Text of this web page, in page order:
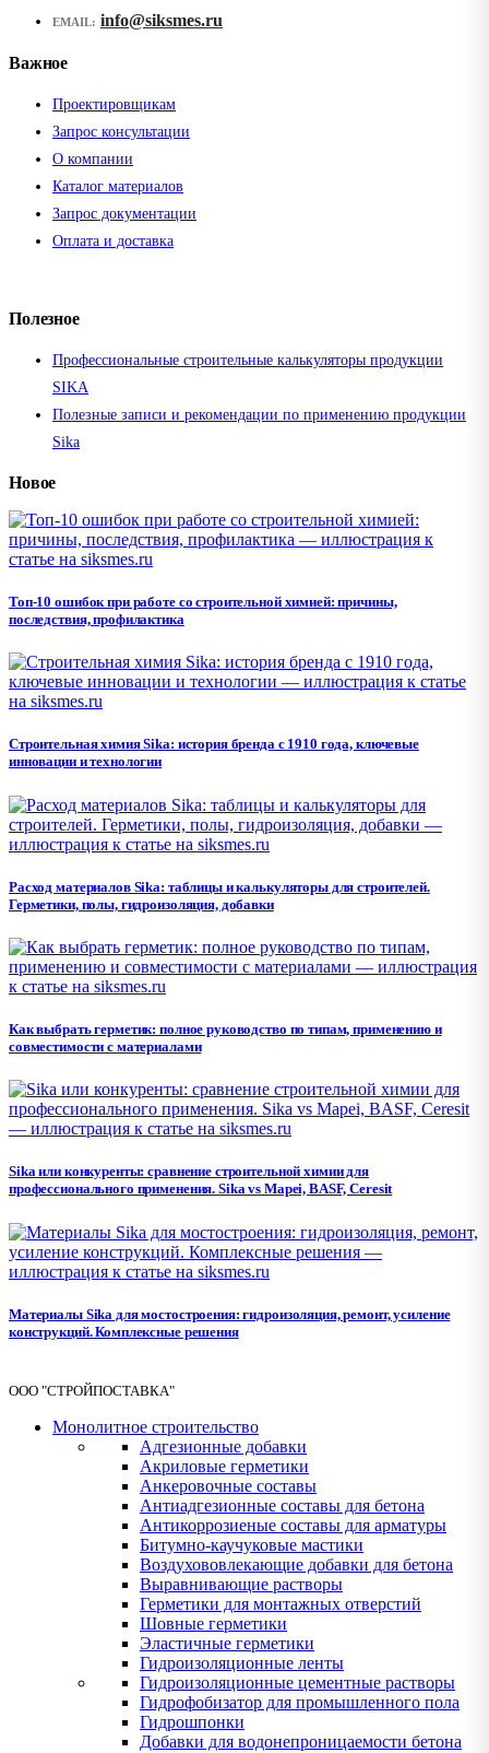
EMAIL: info@siksmes.ru
Важное
Проектировщикам
Запрос консультации
О компании
Каталог материалов
Запрос документации
Оплата и доставка
Полезное
Профессиональные строительные калькуляторы продукции
SIKA
Полезные записи и рекомендации по применению продукции
Sika
Новое
Топ-10 ошибок при работе со строительной химией: причины,
последствия, профилактика
Строительная химия Sika: история бренда с 1910 года, ключевые
инновации и технологии
Расход материалов Sika: таблицы и калькуляторы для строителей.
Герметики, полы, гидроизоляция, добавки
Как выбрать герметик: полное руководство по типам, применению и
совместимости с материалами
Sika или конкуренты: сравнение строительной химии для
профессионального применения. Sika vs Mapei, BASF, Ceresit
Материалы Sika для мостостроения: гидроизоляция, ремонт, усиление
конструкций. Комплексные решения
ООО "СТРОЙПОСТАВКА"
Монолитное строительство
Адгезионные добавки
Акриловые герметики
Анкеровочные составы
Антиадгезионные составы для бетона
Антикоррозиеные составы для арматуры
Битумно-каучуковые мастики
Воздухововлекающие добавки для бетона
Выравнивающие растворы
Герметики для монтажных отверстий
Шовные герметики
Эластичные герметики
Гидроизоляционные ленты
Гидроизоляционные цементные растворы
Гидрофобизатор для промышленного пола
Гидрошпонки
Добавки для водонепроницаемости бетона